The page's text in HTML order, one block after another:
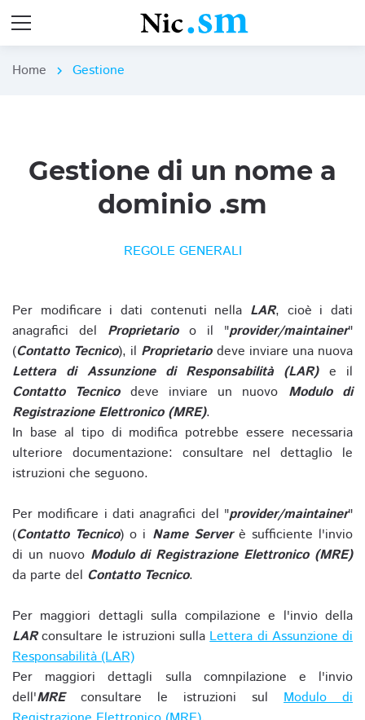
Home chevron_right Gestione
Gestione di un nome a
dominio .sm
REGOLE GENERALI
Per modificare i dati contenuti nella LAR, cioè i dati
anagrafici del Proprietarioo il "provider/maintainer"
(Contatto Tecnico), il Proprietariodeve inviare una nuova
Lettera di Assunzione di Responsabilità (LAR)e il
Contatto Tecnicodeve inviare un nuovo Modulo di
Registrazione Elettronico (MRE).
In base al tipo di modifica potrebbe essere necessaria
ulteriore documentazione: consultare nel dettaglio le
istruzioni che seguono.
Per modificare i dati anagrafici del "provider/maintainer"
(Contatto Tecnico) o i Name Serverè sufficiente l'invio
di un nuovo Modulo di Registrazione Elettronico (MRE)
da parte del Contatto Tecnico.
Per maggiori dettagli sulla compilazione e l'invio della
LARconsultare le istruzioni sullaLettera di Assunzione di
Responsabilità (LAR)
Per maggiori dettagli sulla comnpilazione e l'invio
dell'MREconsultare le istruzioni sul Modulo di